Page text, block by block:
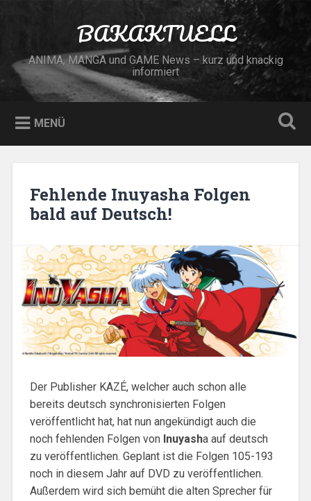
BAKAKTUELL
ANIMA, MANGA und GAME News – kurz und knackig
informiert
MENÜ
Fehlende Inuyasha Folgen
bald auf Deutsch!
Der Publisher KAZÉ, welcher auch schon alle
bereits deutsch synchronisierten Folgen
veröffentlicht hat, hat nun angekündigt auch die
noch fehlenden Folgen von Inuyasha auf deutsch
zu veröffentlichen. Geplant ist die Folgen 105-193
noch in diesem Jahr auf DVD zu veröffentlichen.
Außerdem wird sich bemüht die alten Sprecher für